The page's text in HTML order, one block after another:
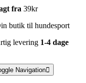
fra39kr
butik til hundesport
levering 1-4 dage
Navigation